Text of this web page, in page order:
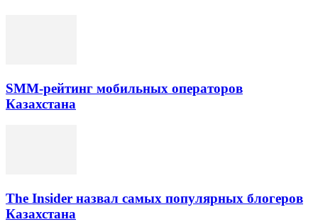
SMM-рейтинг мобильных операторов
Казахстана
The Insider назвал самых популярных блогеров
Казахстана